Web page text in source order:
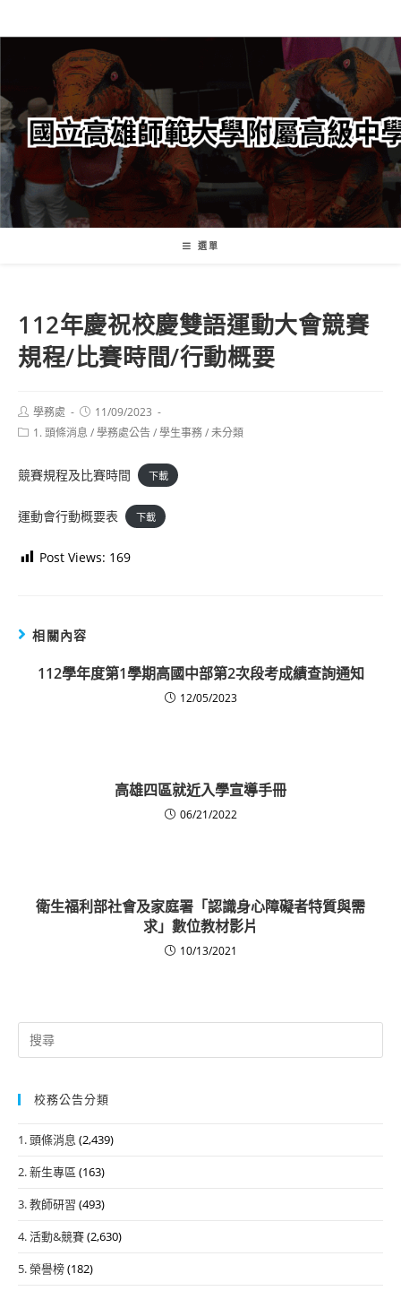
轉
要
內
容
選單
112年慶祝校慶雙語運動大會競賽
規程/比賽時間/行動概要
Post
author:
學務處
Post
published:
11/09/2023
Post1. 頭條消息 /學務處公告/學生事務/未分類
競賽規程及比賽時間 下載
運動會行動概要表 下載
Post Views: 169
相關內容
112學年度第1學期高國中部第2次段考成績查詢通知
12/05/2023
高雄四區就近入學宣導手冊
06/21/2022
衛生福利部社會及家庭署「認識身心障礙者特質與需
求」數位教材影片
10/13/2021
Search
for:
校務公告分類
1. 頭條消息 (2,439)
2. 新生專區 (163)
3. 教師研習 (493)
4. 活動&競賽(2,630)
5. 榮譽榜(182)